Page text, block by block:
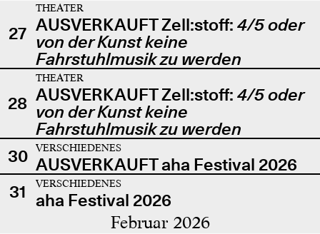
27
THEATER
AUSVERKAUFT Zell:stoff: 4/5 oder
von der Kunst keine
Fahrstuhlmusik zu werden
28
THEATER
AUSVERKAUFT Zell:stoff: 4/5 oder
von der Kunst keine
Fahrstuhlmusik zu werden
30
VERSCHIEDENES
AUSVERKAUFT aha Festival 2026
31
VERSCHIEDENES
aha Festival 2026
Februar 2026